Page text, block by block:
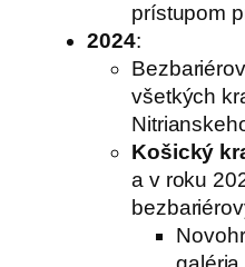
prístupom
2024:
všetkých
Košický
a v roku